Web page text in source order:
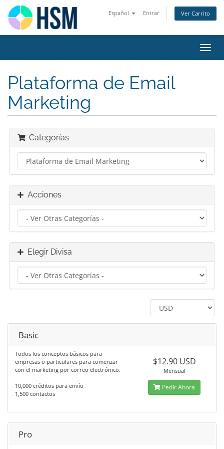
Español Entrar Ver Carrito
Plataforma de Email
Marketing
Categorías
Acciones
Elegir Divisa
Basic
Todos los conceptos básicos para
empresas o particulares para comenzar
con el marketing por correo electrónico.
10,000 créditos para envío
1,500 contactos
$12.90 USD
Mensual
Pedir Ahora
Pro